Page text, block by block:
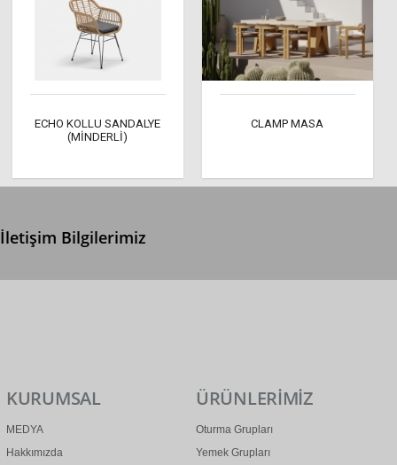
ECHO KOLLU SANDALYE
(MİNDERLİ)
CLAMP MASA
İletişim Bilgilerimiz
KURUMSAL
MEDYA
Hakkımızda
ÜRÜNLERİMİZ
Oturma Grupları
Yemek Grupları